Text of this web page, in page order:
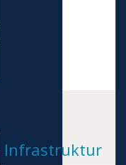
Infrastruktur